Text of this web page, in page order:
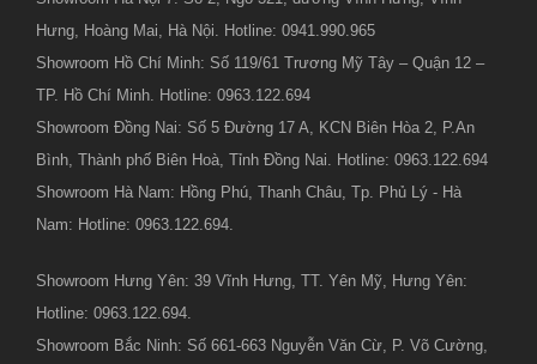
Hưng, Hoàng Mai, Hà Nội. Hotline: 0941.990.965
Showroom Hồ Chí Minh: Số 119/61 Trương Mỹ Tây – Quận 12 –
TP. Hồ Chí Minh. Hotline: 0963.122.694
Showroom Đồng Nai: Số 5 Đường 17 A, KCN Biên Hòa 2, P.An
Bình, Thành phố Biên Hoà, Tỉnh Đồng Nai. Hotline: 0963.122.694
Showroom Hà Nam: Hồng Phú, Thanh Châu, Tp. Phủ Lý - Hà
Nam: Hotline: 0963.122.694.
Showroom Hưng Yên: 39 Vĩnh Hưng, TT. Yên Mỹ, Hưng Yên:
Hotline: 0963.122.694.
Showroom Bắc Ninh: Số 661-663 Nguyễn Văn Cừ, P. Võ Cường,